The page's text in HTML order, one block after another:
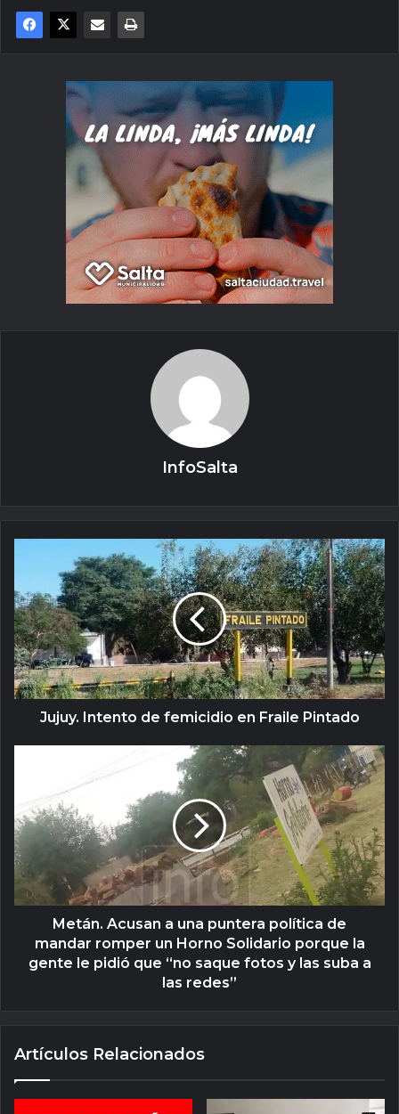
InfoSalta
Jujuy. Intento de femicidio en Fraile Pintado
Metán. Acusan a una puntera política de
mandar romper un Horno Solidario porque la
gente le pidió que “no saque fotos y las suba a
las redes”
Artículos Relacionados